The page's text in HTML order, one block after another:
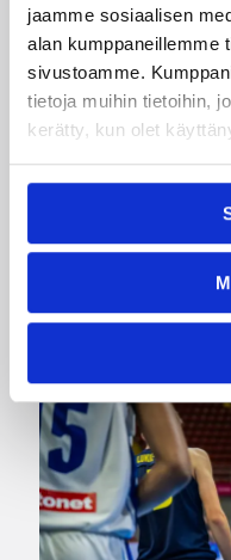
jaamme sosiaalisen
alan kumppaneillemme
sivustoamme.
tietoja muihin tietoihin,
kerätty, kun olet
joukkueet
-urakkansa
Naisten joukkue
joukkue haastoi
kamppailuissa,